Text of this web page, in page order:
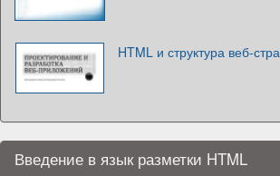
HTML и структура веб-
Введение в язык разметки HTML